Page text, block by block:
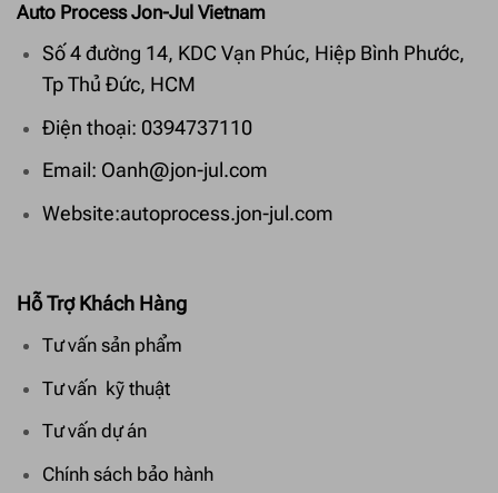
Auto Process Jon-Jul Vietnam
Số 4 đường 14, KDC Vạn Phúc, Hiệp Bình Phước,
Tp Thủ Đức, HCM
Điện thoại: 0394737110
Email: Oanh@jon-jul.com
Website:autoprocess.jon-jul.com
Hỗ Trợ Khách Hàng
Tư vấn sản phẩm
Tư vấn kỹ thuật
Tư vấn dự án
Chính sách bảo hành